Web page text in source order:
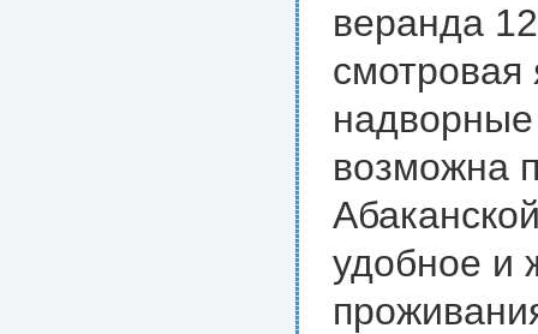
веранда
надворные
возможна
удобное и